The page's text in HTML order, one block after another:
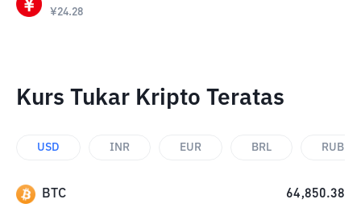
¥24.28
Kurs Tukar Kripto Teratas
USD INR EUR BRL RUB
BTC 64,850.38